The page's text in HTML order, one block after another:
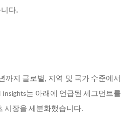
다.
까지 글로벌, 지역 및 국가 수준에서
Insights는 아래에 언급된 세그먼트를
시장을 세분화했습니다.